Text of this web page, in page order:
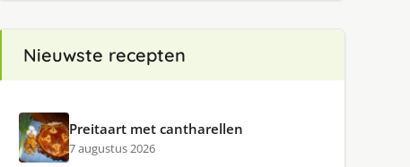
Nieuwste recepten
Preitaart met cantharellen
7 augustus 2026